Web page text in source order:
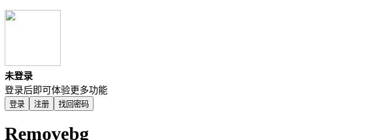
未登录
登录后即可体验更多功能
登录 注册 找回密码
Removebg